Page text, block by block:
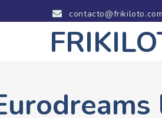
contacto@frikiloto.com